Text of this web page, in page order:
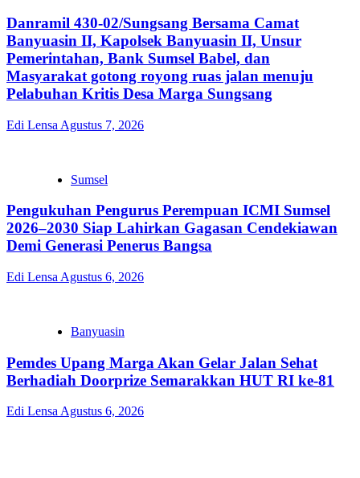
Danramil 430-02/Sungsang Bersama Camat
Banyuasin II, Kapolsek Banyuasin II, Unsur
Pemerintahan, Bank Sumsel Babel, dan
Masyarakat gotong royong ruas jalan menuju
Pelabuhan Kritis Desa Marga Sungsang
Edi Lensa Agustus 7, 2026
Sumsel
Pengukuhan Pengurus Perempuan ICMI Sumsel
2026–2030 Siap Lahirkan Gagasan Cendekiawan
Demi Generasi Penerus Bangsa
Edi Lensa Agustus 6, 2026
Banyuasin
Pemdes Upang Marga Akan Gelar Jalan Sehat
Berhadiah Doorprize Semarakkan HUT RI ke-81
Edi LensaAgustus 6, 2026